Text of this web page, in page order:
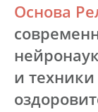
Основа
и